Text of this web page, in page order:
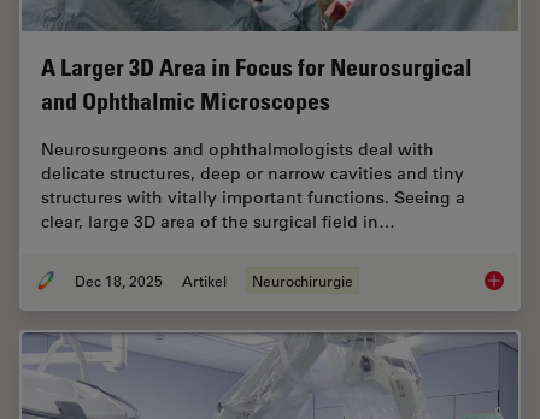
A Larger 3D Area in Focus for Neurosurgical
and Ophthalmic Microscopes
Neurosurgeons and ophthalmologists deal with
delicate structures, deep or narrow cavities and tiny
structures with vitally important functions. Seeing a
clear, large 3D area of the surgical field in…
Dec 18, 2025 Artikel Neurochirurgie A